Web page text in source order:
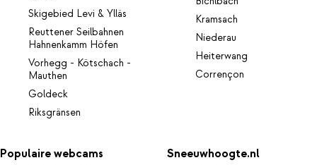
Skigebied Levi & Ylläs
Reuttener Seilbahnen
Hahnenkamm Höfen
Vorhegg - Kötschach -
Mauthen
Goldeck
Riksgränsen
Kramsach
Niederau
Heiterwang
Corrençon
Populaire webcams Sneeuwhoogte.nl